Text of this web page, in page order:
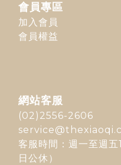
會員專區
加入會員
會員權益
網站客服
(02)2556-2606
客服時間：週一至週
日公休）